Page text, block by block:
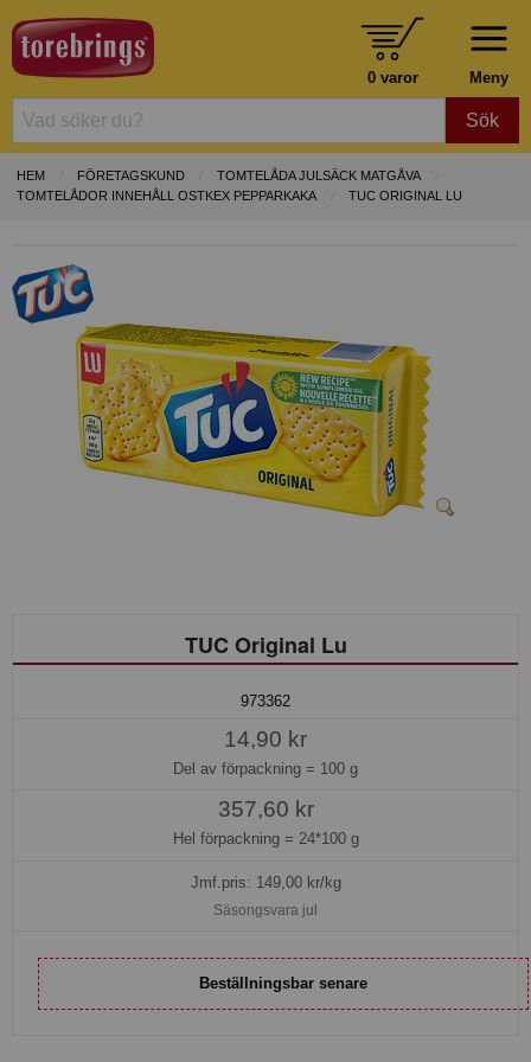
Meny
0 varor
Sök
HEM FÖRETAGSKUND
TOMTELÅDA JULSÄCK MATGÅVA
TOMTELÅDOR INNEHÅLL OSTKEX PEPPARKAKA
TUC ORIGINAL LU
TUC Original Lu
973362
14,90 kr
Del av förpackning = 100 g
357,60 kr
Hel förpackning = 24*100 g
Jmf.pris: 149,00kr/kg
Säsongsvara jul
Beställningsbar senare